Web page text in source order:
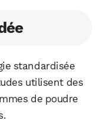
standardisée
utilisent des
de poudre